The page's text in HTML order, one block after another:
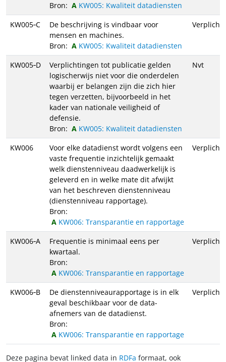
Bron:
KW005: Kwaliteit datadiensten
KW005‑C
De beschrijving is vindbaar voor
mensen en machines.
Bron:
KW005: Kwaliteit datadiensten
Verplicht
KW005‑D
Verplichtingen tot publicatie gelden
logischerwijs niet voor die onderdelen
waarbij er belangen zijn die zich hier
tegen verzetten, bijvoorbeeld in het
kader van nationale veiligheid of
defensie.
Bron:
KW005: Kwaliteit datadiensten
Nvt
KW006
Voor elke datadienst wordt volgens een
vaste frequentie inzichtelijk gemaakt
welk dienstenniveau daadwerkelijk is
geleverd en in welke mate dit afwijkt
van het beschreven dienstenniveau
(dienstenniveau rapportage).
Bron:
KW006: Transparantie en rapportage
Verplicht
KW006‑A
Frequentie is minimaal eens per
kwartaal.
Bron:
KW006: Transparantie en rapportage
Verplicht
KW006‑B
De dienstenniveaurapportage is in elk
geval beschikbaar voor de data-
afnemers van de datadienst.
Bron:
KW006: Transparantie en rapportage
Verplicht
Deze pagina bevat linked data in RDFa formaat, ook